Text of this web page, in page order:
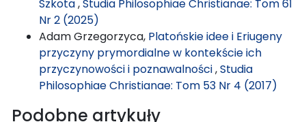
Szkota,Studia Philosophiae Christianae: Tom 61
Nr 2 (2025)
Adam Grzegorzyca, Platońskie idee i Eriugeny
przyczyny prymordialne w kontekście ich
przyczynowości i poznawalności,Studia
Philosophiae Christianae: Tom 53 Nr 4 (2017)
Podobne artykuły